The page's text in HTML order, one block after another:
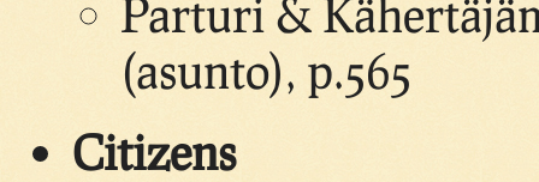
Parturi &
(asunto), p.565
Citizens